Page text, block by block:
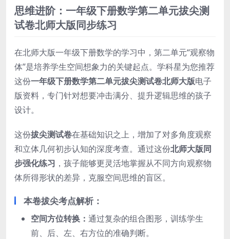
思维进阶：一年级下册数学第二单元拔尖测
试卷北师大版同步练习
在北师大版一年级下册数学的学习中，第二单元“观察物
体”是培养学生空间想象力的关键起点。学科星为您推荐
这份一年级下册数学第二单元拔尖测试卷北师大版电子
版资料，专门针对想要冲击满分、提升逻辑思维的孩子
设计。
这份拔尖测试卷在基础知识之上，增加了对多角度观察
和立体几何初步认知的深度考查。通过这份北师大版同
步强化练习 ，孩子能够更灵活地掌握从不同方向观察物
体所得形状的差异，克服空间思维的盲区。
本卷拔尖考点解析：
空间方位转换： 通过复杂的组合图形，训练学生
前、后、左、右方位的准确判断。